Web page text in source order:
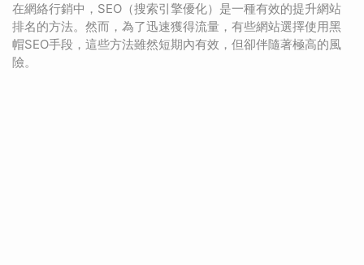
在網絡行銷中，SEO（搜索引擎優化）是一種有效的提升網站
排名的方法。然而，為了迅速獲得流量，有些網站選擇使用黑
帽SEO手段，這些方法雖然短期內有效，但卻伴隨著極高的風
險。